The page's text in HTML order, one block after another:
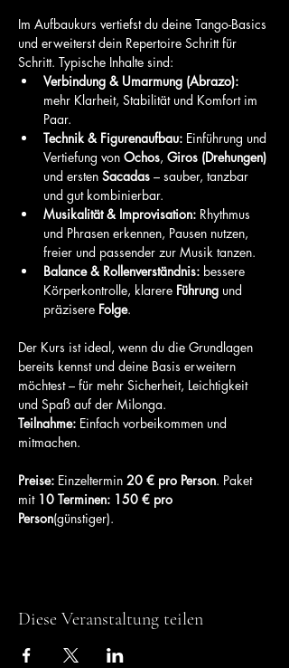
Im Aufbaukurs vertiefst du deine Tango-Basics
und erweiterst dein Repertoire Schritt für
Schritt. Typische Inhalte sind:
Verbindung & Umarmung (Abrazo):
mehr Klarheit, Stabilität und Komfort im
Paar.
Technik & Figurenaufbau: Einführung und
Vertiefung von Ochos, Giros (Drehungen)
und ersten Sacadas – sauber, tanzbar
und gut kombinierbar.
Musikalität & Improvisation: Rhythmus
und Phrasen erkennen, Pausen nutzen,
freier und passender zur Musik tanzen.
Balance & Rollenverständnis: bessere
Körperkontrolle, klarere Führung und
präzisere Folge.
Der Kurs ist ideal, wenn du die Grundlagen
bereits kennst und deine Basis erweitern
möchtest – für mehr Sicherheit, Leichtigkeit
und Spaß auf der Milonga.
Teilnahme: Einfach vorbeikommen und
mitmachen.
Preise: Einzeltermin 20 € pro Person. Paket
mit 10 Terminen: 150 € pro
Person(günstiger).
Diese Veranstaltung teilen